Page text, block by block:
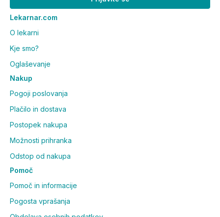
Lekarnar.com
O lekarni
Kje smo?
Oglaševanje
Nakup
Pogoji poslovanja
Plačilo in dostava
Postopek nakupa
Možnosti prihranka
Odstop od nakupa
Pomoč
Pomoč in informacije
Pogosta vprašanja